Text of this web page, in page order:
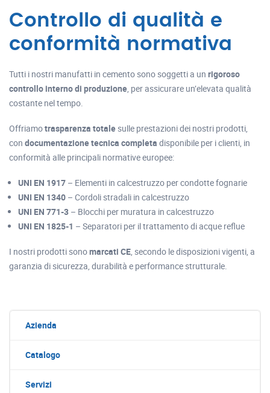
Controllo di qualità e
conformità normativa
Tutti i nostri manufatti in cemento sono soggetti a un rigoroso
controllo interno di produzione , per assicurare un’elevata qualità
costante nel tempo.
Offriamotrasparenza totalesulle prestazioni dei nostri prodotti,
con documentazione tecnica completa disponibile per i clienti, in
conformità alle principali normative europee:
UNI EN 1917 – Elementi in calcestruzzo per condotte fognarie
UNI EN 1340 – Cordoli stradali in calcestruzzo
UNI EN 771-3 – Blocchi per muratura in calcestruzzo
UNI EN 1825-1 – Separatori per il trattamento di acque reflue
I nostri prodotti sonomarcati CE , secondo le disposizioni vigenti, a
garanzia di sicurezza, durabilità e performance strutturale.
Azienda
Catalogo
Servizi